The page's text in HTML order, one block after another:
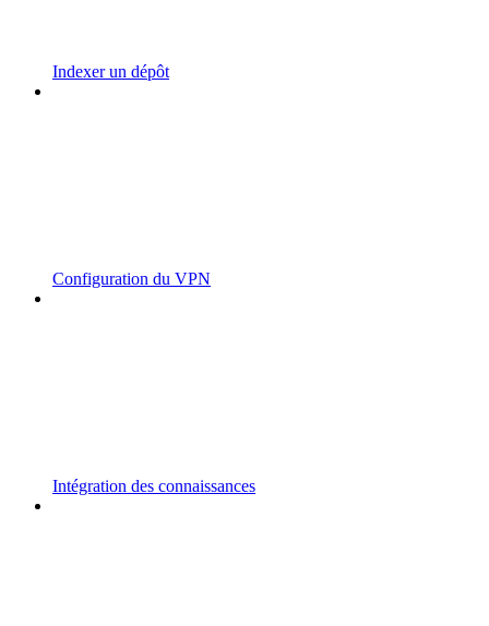
Indexer un dépôt
Configuration du VPN
Intégration des connaissances